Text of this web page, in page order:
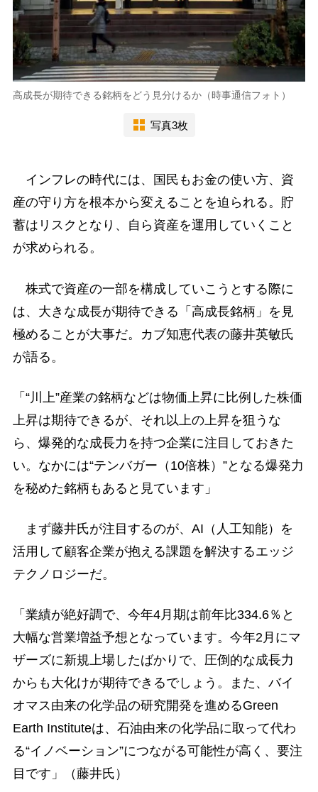
高成長が期待できる銘柄をどう見分けるか（時事通信フォト）
写真3枚
インフレの時代には、国民もお金の使い方、資
産の守り方を根本から変えることを迫られる。貯
蓄はリスクとなり、自ら資産を運用していくこと
が求められる。
株式で資産の一部を構成していこうとする際に
は、大きな成長が期待できる「高成長銘柄」を見
極めることが大事だ。カブ知恵代表の藤井英敏氏
が語る。
「“川上”産業の銘柄などは物価上昇に比例した株価
上昇は期待できるが、それ以上の上昇を狙うな
ら、爆発的な成長力を持つ企業に注目しておきた
い。なかには“テンバガー（10倍株）”となる爆発力
を秘めた銘柄もあると見ています」
まず藤井氏が注目するのが、AI（人工知能）を
活用して顧客企業が抱える課題を解決するエッジ
テクノロジーだ。
「業績が絶好調で、今年4月期は前年比334.6％と
大幅な営業増益予想となっています。今年2月にマ
ザーズに新規上場したばかりで、圧倒的な成長力
からも大化けが期待できるでしょう。また、バイ
オマス由来の化学品の研究開発を進めるGreen
Earth Instituteは、石油由来の化学品に取って代わ
る“イノベーション”につながる可能性が高く、要注
目です」（藤井氏）